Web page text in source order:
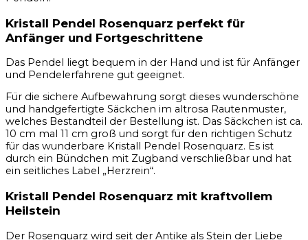
Kristall Pendel Rosenquarz perfekt für
Anfänger und Fortgeschrittene
Das Pendel liegt bequem in der Hand und ist für Anfänger
und Pendelerfahrene gut geeignet.
Für die sichere Aufbewahrung sorgt dieses wunderschöne
und handgefertigte Säckchen im altrosa Rautenmuster,
welches Bestandteil der Bestellung ist. Das Säckchen ist ca.
10 cm mal 11 cm groß und sorgt für den richtigen Schutz
für das wunderbare Kristall Pendel Rosenquarz. Es ist
durch ein Bündchen mit Zugband verschließbar und hat
ein seitliches Label „Herzrein“.
Kristall Pendel Rosenquarz mit kraftvollem
Heilstein
Der Rosenquarz wird seit der Antike als Stein der Liebe